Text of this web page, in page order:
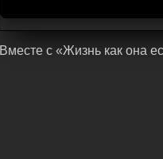
Bмecтe c «Жизнь как она